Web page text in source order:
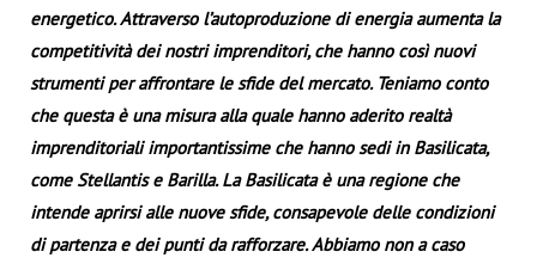
energetico. Attraverso l’autoproduzione di energia aumenta la
competitività dei nostri imprenditori, che hanno così nuovi
strumenti per affrontare le sfide del mercato. Teniamo conto
che questa è una misura alla quale hanno aderito realtà
imprenditoriali importantissime che hanno sedi in Basilicata,
come Stellantis e Barilla. La Basilicata è una regione che
intende aprirsi alle nuove sfide, consapevole delle condizioni
di partenza e dei punti da rafforzare. Abbiamo non a caso